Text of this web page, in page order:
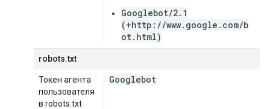
Googlebot/2.1
(+http://www.google.com/b
ot.html)
robots.txt
Токен агента
пользователя
в robots.txt
Googlebot